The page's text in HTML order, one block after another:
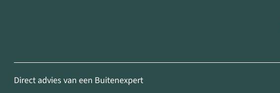
Direct advies van een Buitenexpert